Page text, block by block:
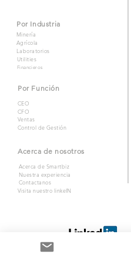
Por Función
CEO
CFO
Ventas
Control de Gestión
Acerca de nosotros
Acerca de Smartbiz
Nuestra experiencia
Contactanos
Por Industria
Minería
Agrícola
Laboratorios
Utilities
Financieros
Visita nuestro linkeIN